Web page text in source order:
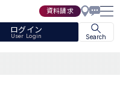
資料請求
ログイン
User Login Search